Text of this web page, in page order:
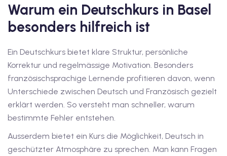
Warum ein Deutschkurs in Basel
besonders hilfreich ist
Ein Deutschkurs bietet klare Struktur, persönliche
Korrektur und regelmässige Motivation. Besonders
französischsprachige Lernende profitieren davon, wenn
Unterschiede zwischen Deutsch und Französisch gezielt
erklärt werden. So versteht man schneller, warum
bestimmte Fehler entstehen.
Ausserdem bietet ein Kurs die Möglichkeit, Deutsch in
geschützter Atmosphäre zu sprechen. Man kann Fragen